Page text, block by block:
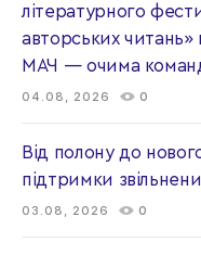
літературного
авторських
МАЧ — очима
04.08, 2026 0
Від полону до
підтримки
03.08, 2026 0